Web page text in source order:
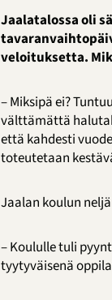
Jaalatalossa oli
veloituksetta.
– Miksipä ei?
välttämättä
että kahdesti
toteutetaan
Jaalan koulun
– Koululle tuli
tyytyväisenä